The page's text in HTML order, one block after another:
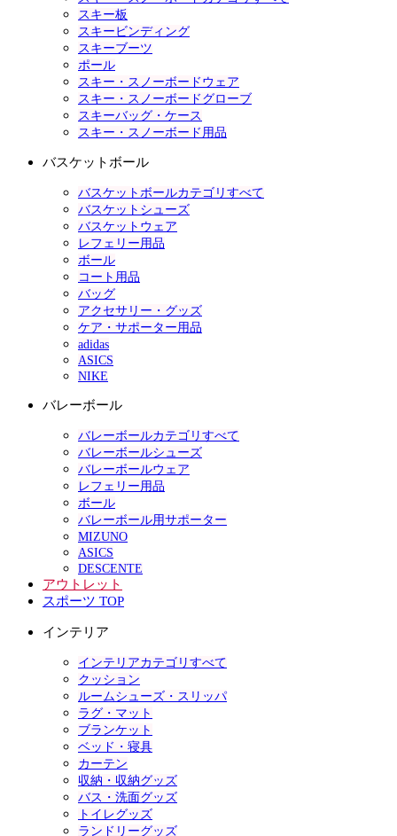
スキー板
スキービンディング
スキーブーツ
ポール
スキー・スノーボードウェア
スキー・スノーボードグローブ
スキーバッグ・ケース
スキー・スノーボード用品
バスケットボール
バスケットボールカテゴリすべて
バスケットシューズ
バスケットウェア
レフェリー用品
ボール
コート用品
バッグ
アクセサリー・グッズ
ケア・サポーター用品
adidas
ASICS
NIKE
バレーボール
バレーボールカテゴリすべて
バレーボールシューズ
バレーボールウェア
レフェリー用品
ボール
バレーボール用サポーター
MIZUNO
ASICS
DESCENTE
アウトレット
スポーツ TOP
インテリア
インテリアカテゴリすべて
クッション
ルームシューズ・スリッパ
ラグ・マット
ブランケット
ベッド・寝具
カーテン
収納・収納グッズ
バス・洗面グッズ
トイレグッズ
ランドリーグッズ